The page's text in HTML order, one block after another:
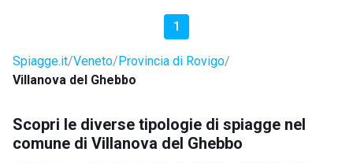
1
Spiagge.it Veneto Provincia di Rovigo
Villanova del Ghebbo
Scopri le diverse tipologie di spiagge nel
comune di Villanova del Ghebbo